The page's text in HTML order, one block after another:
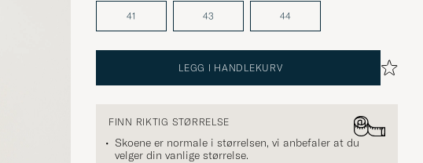
41 43 44
LEGG I HANDLEKURV
FINN RIKTIG STØRRELSE
Skoene er normale i størrelsen, vi anbefaler at du
velger din vanlige størrelse.